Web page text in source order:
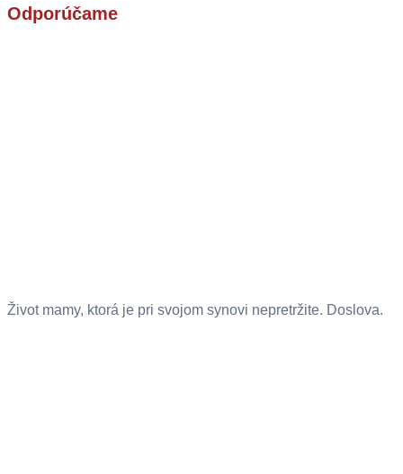
Odporúčame
Život mamy, ktorá je pri svojom synovi nepretržite. Doslova.